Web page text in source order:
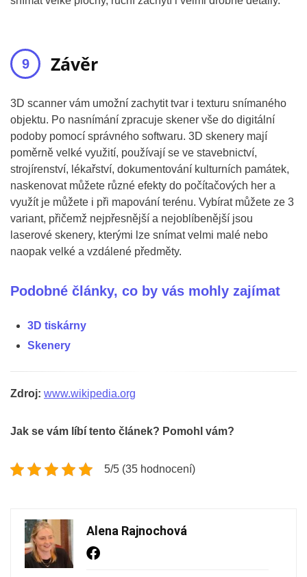
Závěr
3D scanner vám umožní zachytit tvar i texturu snímaného
objektu. Po nasnímání zpracuje skener vše do digitální
podoby pomocí správného softwaru. 3D skenery mají
poměrně velké využití, používají se ve stavebnictví,
strojírenství, lékařství, dokumentování kulturních památek,
naskenovat můžete různé efekty do počítačových her a
využít je můžete i při mapování terénu. Vybírat můžete ze 3
variant, přičemž nejpřesnější a nejoblíbenější jsou
laserové skenery, kterými lze snímat velmi malé nebo
naopak velké a vzdálené předměty.
Podobné články, co by vás mohly zajímat
3D tiskárny
Skenery
Zdroj: www.wikipedia.org
Jak se vám líbí tento článek? Pomohl vám?
5/5 (35 hodnocení)
Alena Rajnochová